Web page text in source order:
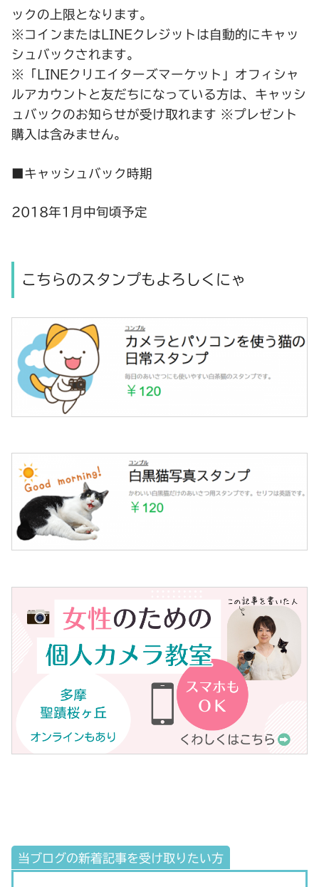
ックの上限となります。
※コインまたはLINEクレジットは自動的にキャッ
シュバックされます。
※「LINEクリエイターズマーケット」オフィシャ
ルアカウントと友だちになっている方は、キャッシ
ュバックのお知らせが受け取れます ※プレゼント
購入は含みません。
■キャッシュバック時期
2018年1月中旬頃予定
こちらのスタンプもよろしくにゃ
当ブログの新着記事を受け取りたい方